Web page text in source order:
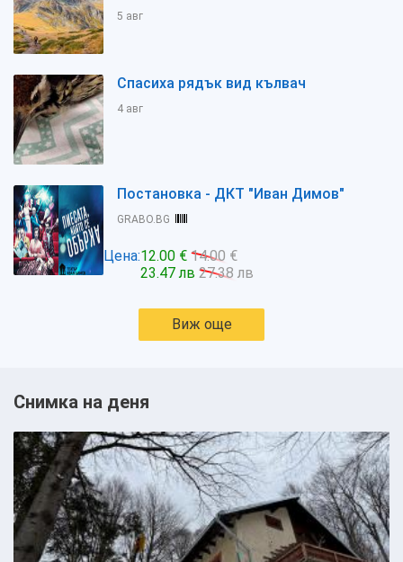
5 авг
Спасиха рядък вид кълвач
4 авг
Постановка - ДКТ "Иван Димов"
GRABO.BG
Цена:12.00 € 14.00 €
23.47 лв 27.38 лв
Виж още
Снимка на деня